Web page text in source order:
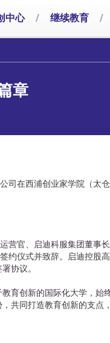
中心 / 继续教育 /
章
司在西浦创业家学院（太
营官、启迪科服集团董事
约仪式并致辞。启迪控股
协议。
育创新的国际化大学，始
共同打造教育创新的支点